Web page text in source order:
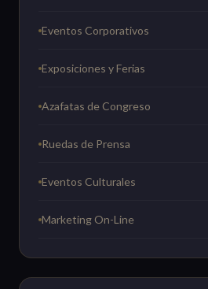
Eventos Corporativos
Exposiciones y Ferias
Azafatas de Congreso
Ruedas de Prensa
Eventos Culturales
Marketing On-Line